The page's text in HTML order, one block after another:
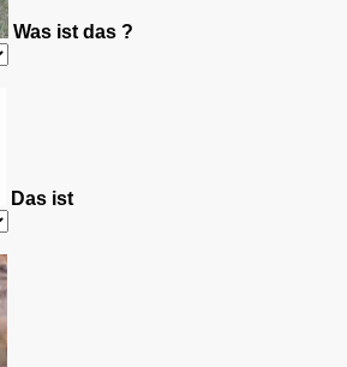
Was ist das ?
Das ist